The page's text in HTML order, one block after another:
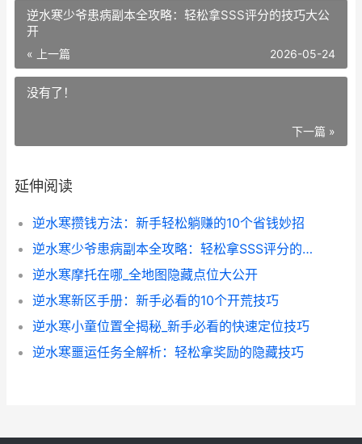
逆水寒少爷患病副本全攻略：轻松拿SSS评分的技巧大公
开
« 上一篇 2026-05-24
没有了！
下一篇 »
延伸阅读
逆水寒攒钱方法：新手轻松躺赚的10个省钱妙招
逆水寒少爷患病副本全攻略：轻松拿SSS评分的技巧大公开
逆水寒摩托在哪_全地图隐藏点位大公开
逆水寒新区手册：新手必看的10个开荒技巧
逆水寒小童位置全揭秘_新手必看的快速定位技巧
逆水寒噩运任务全解析：轻松拿奖励的隐藏技巧